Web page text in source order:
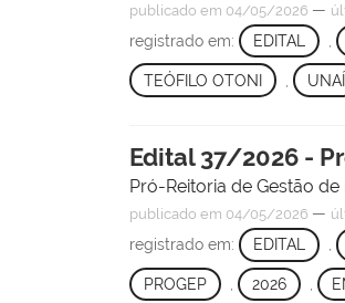
publicado em 04/05/2026 —
registrado em: EDITAL
TEÓFILO OTONI UNAÍ
Edital 37/2026 -
Pró-Reitoria de Gestão
publicado em 04/05/2026 —
registrado em: EDITAL ,
PROGEP 2026